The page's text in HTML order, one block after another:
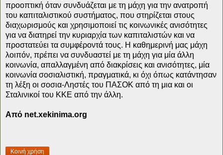
προοπτική όταν συνδυάζεται με τη μάχη για την ανατροπή
του καπιταλιστικού συστήματος, που στηρίζεται στους
διαχωρισμούς και χρησιμοποιεί τις κοινωνικές ανισότητες
για να διατηρεί την κυριαρχία των καπιταλιστών και να
προστατεύει τα συμφέροντά τους. Η καθημερινή μας μάχη
λοιπόν, πρέπει να συνδυαστεί με τη μάχη για μία άλλη
κοινωνία, απαλλαγμένη από διακρίσεις και ανισότητες, μία
κοινωνία σοσιαλιστική, πραγματικά, κι όχι όπως κατάντησαν
τη λέξη οι σοσια-Ληστές του ΠΑΣΟΚ από τη μια και οι
Σταλινικοί του ΚΚΕ από την άλλη.
Από net.xekinima.org
Κοινή χρήση